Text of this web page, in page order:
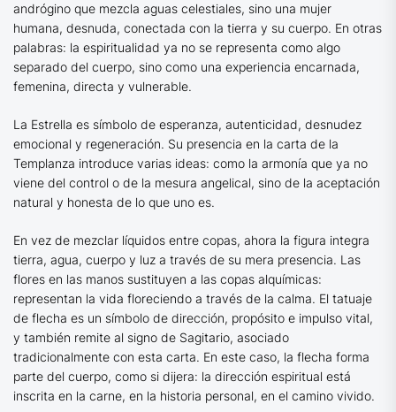
andrógino que mezcla aguas celestiales, sino una mujer
humana, desnuda, conectada con la tierra y su cuerpo. En otras
palabras: la espiritualidad ya no se representa como algo
separado del cuerpo, sino como una experiencia encarnada,
femenina, directa y vulnerable.
La Estrella es símbolo de esperanza, autenticidad, desnudez
emocional y regeneración. Su presencia en la carta de la
Templanza introduce varias ideas: como la armonía que ya no
viene del control o de la mesura angelical, sino de la aceptación
natural y honesta de lo que uno es.
En vez de mezclar líquidos entre copas, ahora la figura integra
tierra, agua, cuerpo y luz a través de su mera presencia. Las
flores en las manos sustituyen a las copas alquímicas:
representan la vida floreciendo a través de la calma. El tatuaje
de flecha es un símbolo de dirección, propósito e impulso vital,
y también remite al signo de Sagitario, asociado
tradicionalmente con esta carta. En este caso, la flecha forma
parte del cuerpo, como si dijera: la dirección espiritual está
inscrita en la carne, en la historia personal, en el camino vivido.